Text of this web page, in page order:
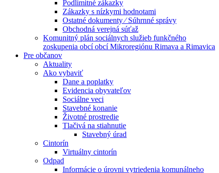
Podlimitné zákazky
Zákazky s nízkymi hodnotami
Ostatné dokumenty ⁄ Súhrnné správy
Obchodná verejná súťaž
Komunitný plán sociálnych služieb funkčného
zoskupenia obcí obcí Mikroregiónu Rimava a Rimavica
Pre občanov
Aktuality
Ako vybaviť
Dane a poplatky
Evidencia obyvateľov
Sociálne veci
Stavebné konanie
Životné prostredie
Tlačivá na stiahnutie
Stavebný úrad
Cintorín
Virtuálny cintorín
Odpad
Informácie o úrovni vytriedenia komunálneho